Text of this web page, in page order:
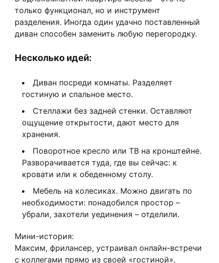
только функционал, но и инструмент
разделения. Иногда один удачно поставленный
диван способен заменить любую перегородку.
Несколько идей:
Диван посреди комнаты. Разделяет
гостиную и спальное место.
Стеллажи без задней стенки. Оставляют
ощущение открытости, дают место для
хранения.
Поворотное кресло или ТВ на кронштейне.
Разворачивается туда, где вы сейчас: к
кровати или к обеденному столу.
Мебель на колесиках. Можно двигать по
необходимости: понадобился простор –
убрали, захотели уединения – отделили.
Мини-история:
Максим, фрилансер, устраивал онлайн-встречи
с коллегами прямо из своей «гостиной»,